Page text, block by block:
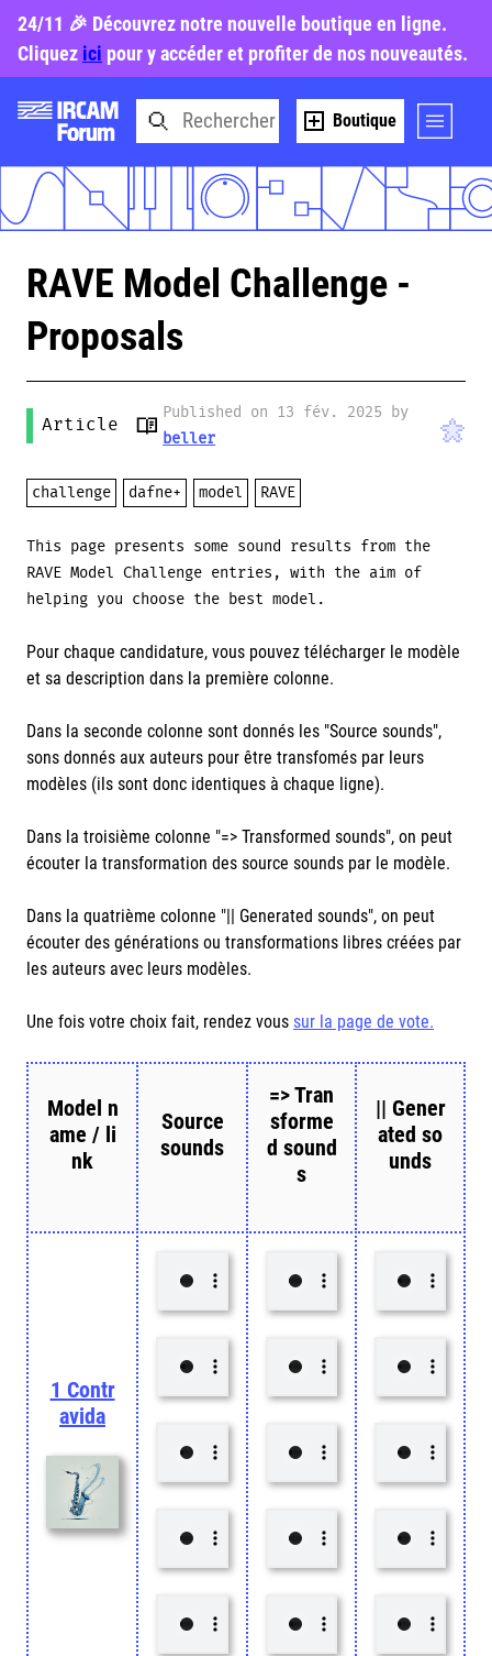
24/11 🎉 Découvrez notre nouvelle boutique en ligne.
Cliquez ici pour y accéder et profiter de nos nouveautés.
Boutique
RAVE Model Challenge -
Proposals
Article
Published on 13 fév. 2025 by
beller
challenge dafne+ model RAVE
This page presents some sound results from the
RAVE Model Challenge entries, with the aim of
helping you choose the best model.
Pour chaque candidature, vous pouvez télécharger le modèle
et sa description dans la première colonne.
Dans la seconde colonne sont donnés les "Source sounds",
sons donnés aux auteurs pour être transfomés par leurs
modèles (ils sont donc identiques à chaque ligne).
Dans la troisième colonne "=> Transformed sounds", on peut
écouter la transformation des source sounds par le modèle.
Dans la quatrième colonne "|| Generated sounds", on peut
écouter des générations ou transformations libres créées par
les auteurs avec leurs modèles.
Une fois votre choix fait, rendez vous sur la page de vote.
Model n
ame / li
nk
Source
sounds
=> Tran
sforme
d sound
s
|| Gener
ated so
unds
1 Contr
avida